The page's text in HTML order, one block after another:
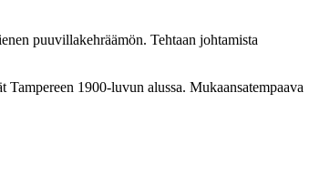
puuvillakehräämön. Tehtaan johtamista
1900-luvun alussa. Mukaansatempaava